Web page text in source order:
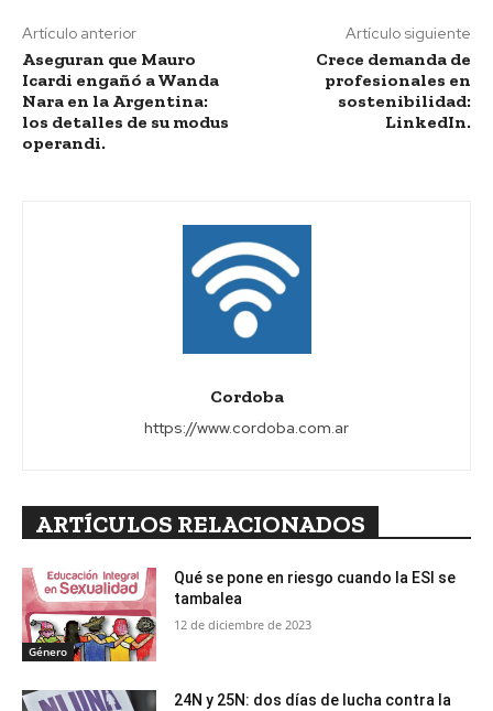
Artículo anterior
Aseguran que Mauro
Icardi engañó a Wanda
Nara en la Argentina:
los detalles de su modus
operandi.
Artículo siguiente
Crece demanda de
profesionales en
sostenibilidad:
LinkedIn.
Cordoba
https://www.cordoba.com.ar
ARTÍCULOS RELACIONADOS
Género
Qué se pone en riesgo cuando la ESI se
tambalea
12 de diciembre de 2023
24N y 25N: dos días de lucha contra la